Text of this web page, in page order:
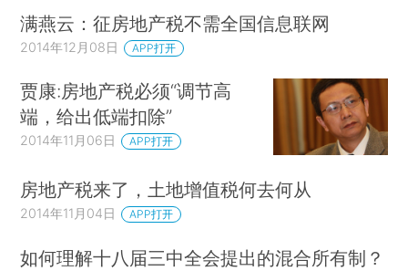
满燕云：征房地产税不需全国信息联网
2014年12月08日 APP打开
贾康:房地产税必须“调节高
端，给出低端扣除”
2014年11月06日 APP打开
房地产税来了，土地增值税何去何从
2014年11月04日 APP打开
如何理解十八届三中全会提出的混合所有制？